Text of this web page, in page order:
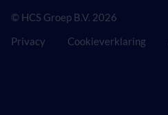
© HCS Groep B.V. 2026
Privacy
Cookieverklaring